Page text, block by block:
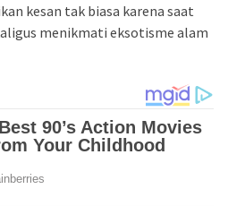
kesan tak biasa karena saat
menikmati eksotisme alam